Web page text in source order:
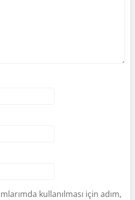
kullanılması için adım,